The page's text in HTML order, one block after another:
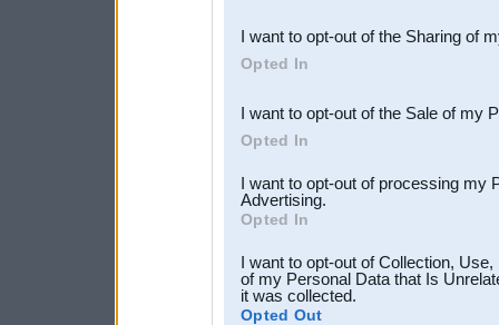
Downstream Participants
third parties.
I want to opt-out of the Sharing of
Opted In
I want to opt-out of the Sale of my
Opted In
I want to opt-out of processing my
Advertising.
Opted In
I want to opt-out of Collection,
of my Personal Data that Is
it was collected.
Opted Out